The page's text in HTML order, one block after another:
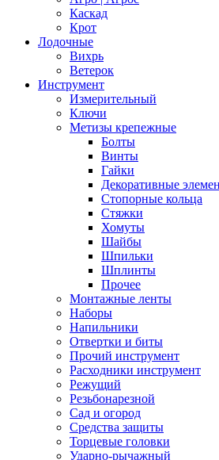
Каскад
Крот
Лодочные
Вихрь
Ветерок
Инструмент
Измерительный
Ключи
Метизы крепежные
Болты
Винты
Гайки
Декоративные
Стопорные кольца
Стяжки
Хомуты
Шайбы
Шпильки
Шплинты
Прочее
Монтажные ленты
Наборы
Напильники
Отвертки и биты
Прочий инструмент
Расходники инструмент
Режущий
Резьбонарезной
Сад и огород
Средства защиты
Торцевые головки
Ударно-рычажный